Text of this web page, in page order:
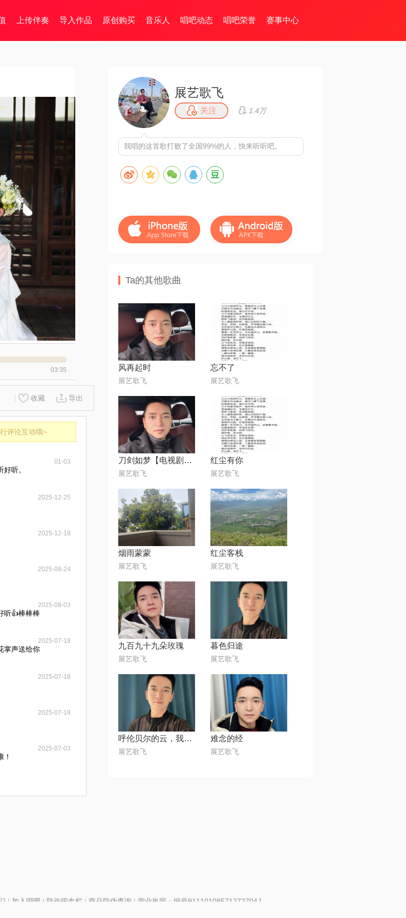
上传伴奏 导入作品 原创购买 音乐人 唱吧动态 唱吧荣誉 赛事中心
03:35
收藏 导出
评论互动哦~
01-03
听。
2025-12-25
2025-12-18
2025-08-24
2025-08-03
听👍棒棒棒
2025-07-18
掌声送给你
2025-07-18
2025-07-18
2025-07-03
展艺歌飞
关注 1.4万
我唱的这首歌打败了全国99%的人，快来听听吧。
Ta的其他歌曲
风再起时
展艺歌飞
忘不了
展艺歌飞
刀剑如梦【电视剧《倚天屠龙记》主题曲】
展艺歌飞
红尘有你
展艺歌飞
烟雨蒙蒙
展艺歌飞
红尘客栈
展艺歌飞
九百九十九朵玫瑰
展艺歌飞
暮色归途
展艺歌飞
呼伦贝尔的云，我俩的根
展艺歌飞
难念的经
展艺歌飞
| 加入唱吧 | 防诈骗专栏 | 商品防伪查询 | 营业执照：编号91110108571272704J